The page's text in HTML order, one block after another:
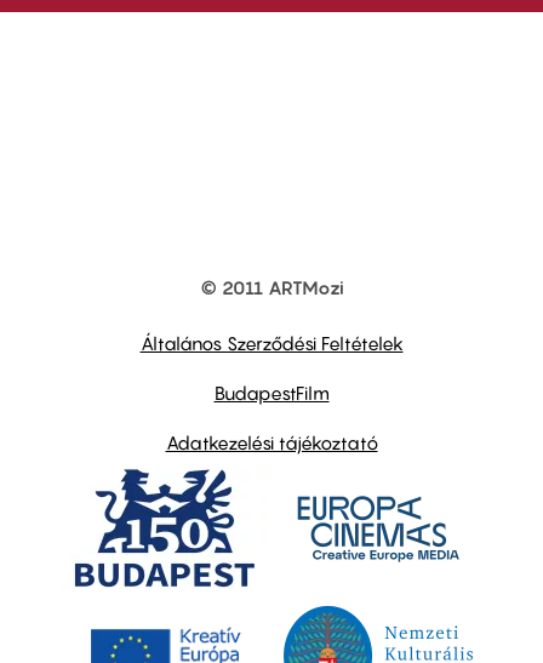
© 2011 ARTMozi
Általános Szerződési Feltételek
BudapestFilm
Adatkezelési tájékoztató